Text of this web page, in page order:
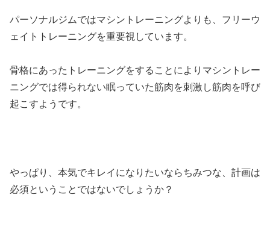
パーソナルジムではマシントレーニングよりも、フリーウ
ェイトトレーニングを重要視しています。
骨格にあったトレーニングをすることによりマシントレー
ニングでは得られない眠っていた筋肉を刺激し筋肉を呼び
起こすようです。
やっぱり、本気でキレイになりたいならちみつな、計画は
必須ということではないでしょうか？